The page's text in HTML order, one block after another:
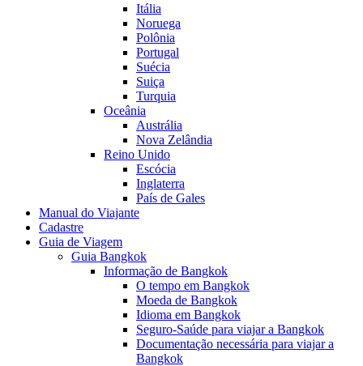
Itália
Noruega
Polônia
Portugal
Suécia
Suiça
Turquia
Oceânia
Austrália
Nova Zelândia
Reino Unido
Escócia
Inglaterra
País de Gales
Manual do Viajante
Cadastre
Guia de Viagem
Guia Bangkok
Informação de Bangkok
O tempo em Bangkok
Moeda de Bangkok
Idioma em Bangkok
Seguro-Saúde para viajar a Bangkok
Documentação necessária para viajar a
Bangkok